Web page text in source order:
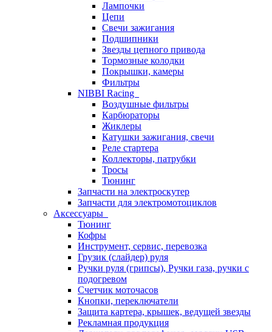
Лампочки
Цепи
Свечи зажигания
Подшипники
Звезды цепного привода
Тормозные колодки
Покрышки, камеры
Фильтры
NIBBI Racing
Воздушные фильтры
Карбюраторы
Жиклеры
Катушки зажигания, свечи
Реле стартера
Коллекторы, патрубки
Тросы
Тюнинг
Запчасти на электроскутер
Запчасти для электромотоциклов
Аксессуары
Тюнинг
Кофры
Инструмент, сервис, перевозка
Грузик (слайдер) руля
Ручки руля (грипсы), Ручки газа, ручки с
подогревом
Счетчик моточасов
Кнопки, переключатели
Защита картера, крышек, ведущей звезды
Рекламная продукция